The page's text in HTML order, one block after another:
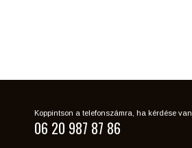
Koppintson a telefonszámra, ha kérdése van
06 20 987 87 86